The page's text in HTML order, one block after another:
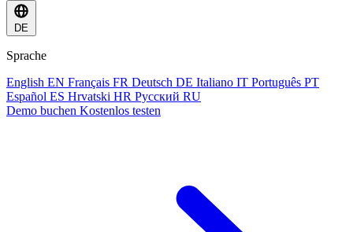
DE
Sprache
English EN Français FR Deutsch DE Italiano IT Português PT
Español ES Hrvatski HR Русский RU
Demo buchen Kostenlos testen